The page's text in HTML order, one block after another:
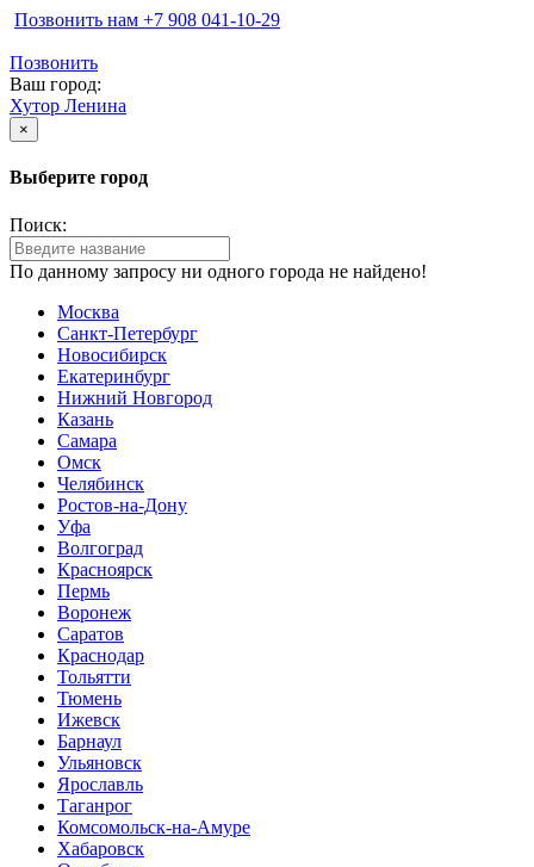
Позвонить нам ‪+7 908 041-10-29
Позвонить
Ваш город:
Хутор Ленина
×
Выберите город
Поиск:
По данному запросу ни одного города не найдено!
Москва
Санкт-Петербург
Новосибирск
Екатеринбург
Нижний Новгород
Казань
Самара
Омск
Челябинск
Ростов-на-Дону
Уфа
Волгоград
Красноярск
Пермь
Воронеж
Саратов
Краснодар
Тольятти
Тюмень
Ижевск
Барнаул
Ульяновск
Ярославль
Таганрог
Комсомольск-на-Амуре
Хабаровск